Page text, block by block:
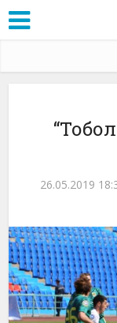
26.05.2019